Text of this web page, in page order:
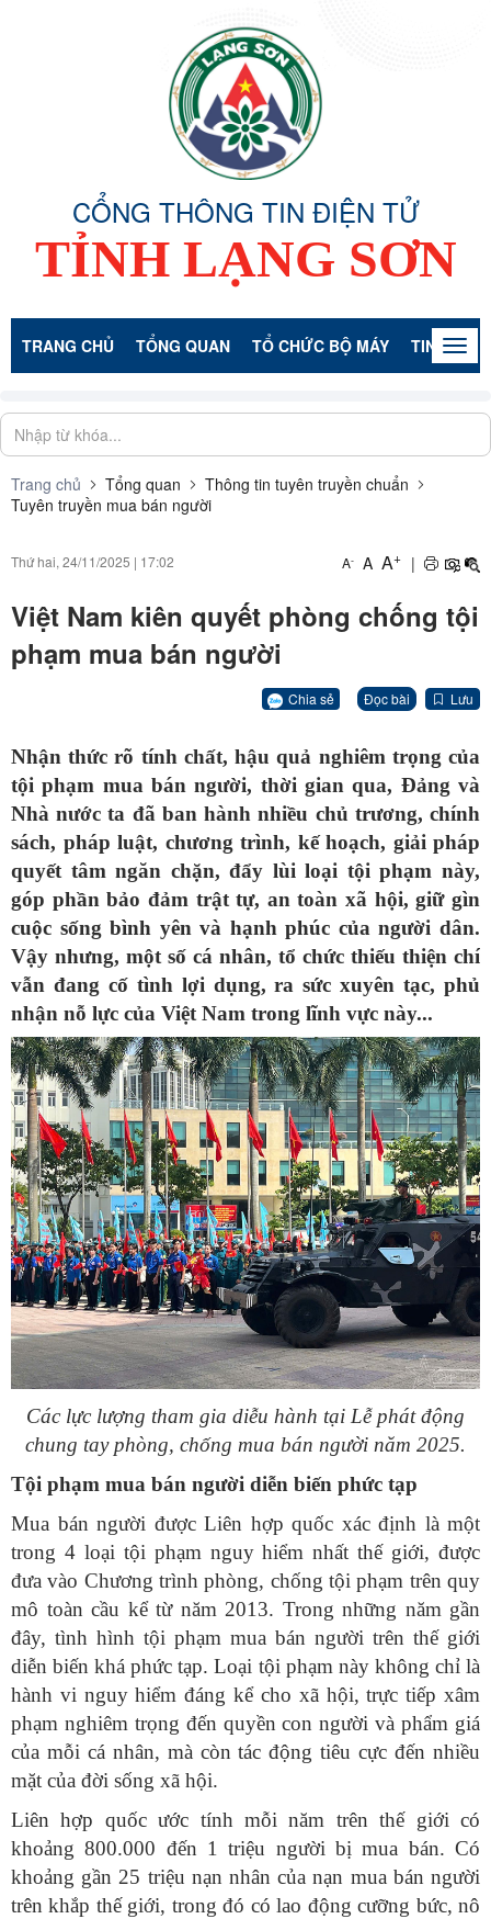
CỔNG THÔNG TIN ĐIỆN TỬ
TỈNH LẠNG SƠN
TRANG CHỦ TỔNG QUAN TỔ CHỨC BỘ MÁY TIN TỨC -
Trang chủ Tổng quan
Thông tin tuyên truyền chuẩn
Tuyên truyền mua bán người
Thứ hai, 24/11/2025 | 17:02 A- A A+ |
Việt Nam kiên quyết phòng chống tội
phạm mua bán người
Chia sẻ Đọc bài Lưu
Nhận thức rõ tính chất, hậu quả nghiêm trọng của
tội phạm mua bán người, thời gian qua, Đảng và
Nhà nước ta đã ban hành nhiều chủ trương, chính
sách, pháp luật, chương trình, kế hoạch, giải pháp
quyết tâm ngăn chặn, đẩy lùi loại tội phạm này,
góp phần bảo đảm trật tự, an toàn xã hội, giữ gìn
cuộc sống bình yên và hạnh phúc của người dân.
Vậy nhưng, một số cá nhân, tổ chức thiếu thiện chí
vẫn đang cố tình lợi dụng, ra sức xuyên tạc, phủ
nhận nỗ lực của Việt Nam trong lĩnh vực này...
Các lực lượng tham gia diễu hành tại Lễ phát động
chung tay phòng, chống mua bán người năm 2025.
Tội phạm mua bán người diễn biến phức tạp
Mua bán người được Liên hợp quốc xác định là một
trong 4 loại tội phạm nguy hiểm nhất thế giới, được
đưa vào Chương trình phòng, chống tội phạm trên quy
mô toàn cầu kể từ năm 2013. Trong những năm gần
đây, tình hình tội phạm mua bán người trên thế giới
diễn biến khá phức tạp. Loại tội phạm này không chỉ là
hành vi nguy hiểm đáng kể cho xã hội, trực tiếp xâm
phạm nghiêm trọng đến quyền con người và phẩm giá
của mỗi cá nhân, mà còn tác động tiêu cực đến nhiều
mặt của đời sống xã hội.
Liên hợp quốc ước tính mỗi năm trên thế giới có
khoảng 800.000 đến 1 triệu người bị mua bán. Có
khoảng gần 25 triệu nạn nhân của nạn mua bán người
trên khắp thế giới, trong đó có lao động cưỡng bức, nô